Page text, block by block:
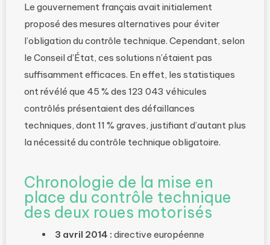
Le gouvernement français avait initialement
proposé des mesures alternatives pour éviter
l’obligation du contrôle technique. Cependant, selon
le Conseil d’État, ces solutions n’étaient pas
suffisamment efficaces. En effet, les statistiques
ont révélé que 45 % des 123 043 véhicules
contrôlés présentaient des défaillances
techniques, dont 11 % graves, justifiant d’autant plus
la nécessité du contrôle technique obligatoire.
Chronologie de la mise en
place du contrôle technique
des deux roues motorisés
3 avril 2014 : directive européenne